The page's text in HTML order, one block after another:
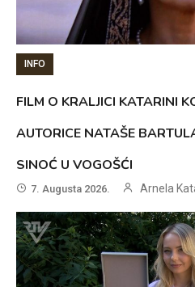
INFO
FILM O KRALJICI KATARINI
AUTORICE NATAŠE
SINOĆ U VOGOŠĆI
7. Augusta 2026. Arnela